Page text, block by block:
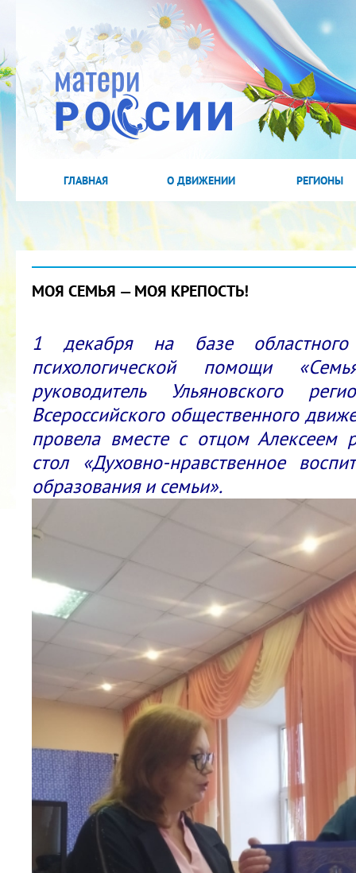
ГЛАВНАЯ О ДВИЖЕНИИ РЕГИОНЫ
МОЯ СЕМЬЯ — МОЯ КРЕПОСТЬ!
1 декабря на базе областного
психологической помощи
руководитель Ульяновского
Всероссийского общественного
провела вместе с отцом Алексеем
стол «Духовно-нравственное
образования и семьи».
ГОДОМ
В ЯКУТИИ